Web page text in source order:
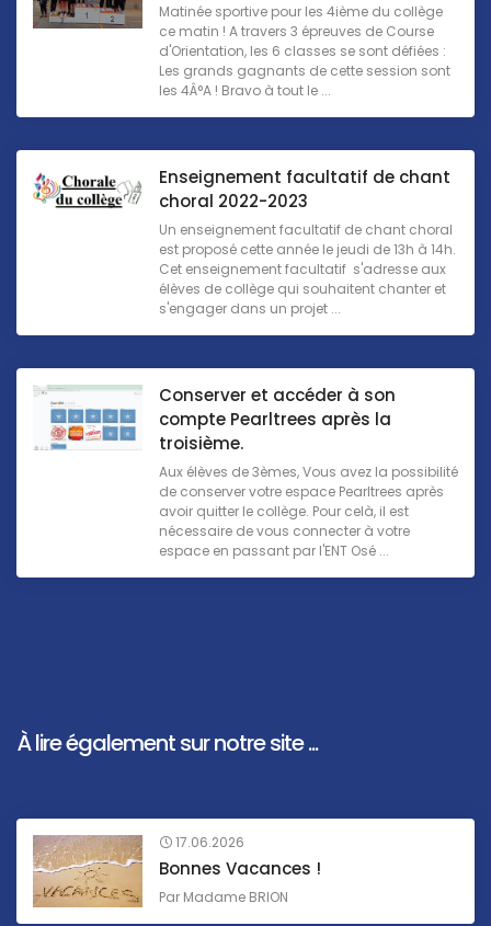
Matinée sportive pour les 4ième du collège
ce matin ! A travers 3 épreuves de Course
d'Orientation, les 6 classes se sont défiées :
Les grands gagnants de cette session sont
les 4Â°A ! Bravo à tout le ...
Enseignement facultatif de chant
choral 2022-2023
Un enseignement facultatif de chant choral
est proposé cette année le jeudi de 13h à 14h.
Cet enseignement facultatif s'adresse aux
élèves de collège qui souhaitent chanter et
s'engager dans un projet ...
Conserver et accéder à son
compte Pearltrees après la
troisième.
Aux élèves de 3èmes, Vous avez la possibilité
de conserver votre espace Pearltrees après
avoir quitter le collège. Pour celà, il est
nécessaire de vous connecter à votre
espace en passant par l'ENT Osé ...
À lire également sur notre site ...
17.06.2026
Bonnes Vacances !
Par Madame BRION